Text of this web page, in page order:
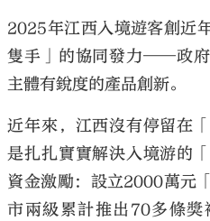
2025年江西入境遊客創近
隻手」的協同發力——政
主體有銳度的產品創新。
近年來，江西沒有停留在
是扎扎實實解決入境游的
資金激勵：設立2000萬元
市兩級累計推出70多條